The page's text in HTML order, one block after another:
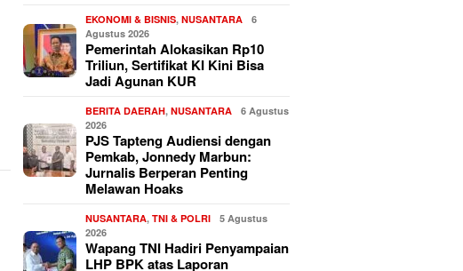
EKONOMI & BISNIS,NUSANTARA
6
Agustus 2026
Pemerintah Alokasikan Rp10
Triliun, Sertifikat KI Kini Bisa
Jadi Agunan KUR
BERITA DAERAH,NUSANTARA
6 Agustus
2026
PJS Tapteng Audiensi dengan
Pemkab, Jonnedy Marbun:
Jurnalis Berperan Penting
Melawan Hoaks
NUSANTARA,TNI & POLRI
5 Agustus
2026
Wapang TNI Hadiri Penyampaian
LHP BPK atas Laporan